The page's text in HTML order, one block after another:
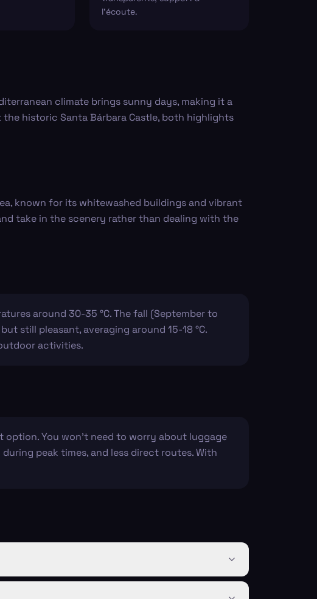
l'écoute.
climate brings sunny days, making it a
historic Santa Bárbara Castle, both highlights
known for its whitewashed buildings and vibrant
take in the scenery rather than dealing with the
around 30-35 °C. The fall (September to
still pleasant, averaging around 15-18 °C.
activities.
You won't need to worry about luggage
peak times, and less direct routes. With